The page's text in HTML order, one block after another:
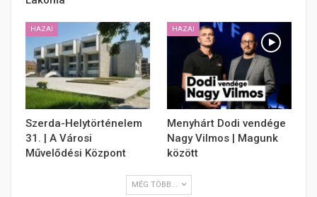
HAZAI
Szerda-Helytörténelem
31. | A Városi
Művelődési Központ
HAZAI
Menyhárt Dodi vendége
Nagy Vilmos | Magunk
között
MÉG TÖBB...